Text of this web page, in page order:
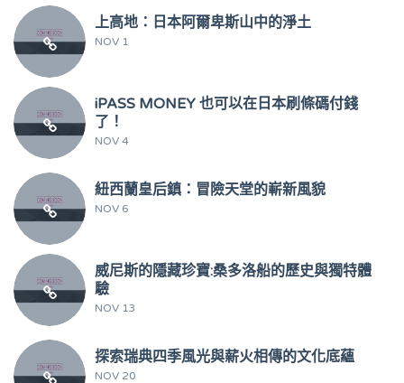
上高地：日本阿爾卑斯山中的淨土
NOV 1
iPASS MONEY 也可以在日本刷條碼付錢
了！
NOV 4
紐西蘭皇后鎮：冒險天堂的嶄新風貌
NOV 6
威尼斯的隱藏珍寶:桑多洛船的歷史與獨特體
驗
NOV 13
探索瑞典四季風光與薪火相傳的文化底蘊
NOV 20